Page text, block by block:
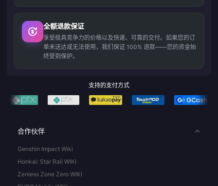
全额退款保证
享受极具竞争力的价格以及快速、可靠的交付。如果您的订
单未送达或无法使用，我们保证 100% 退款——您的资金始
终受到保护。
支持的支付方式
合作伙伴
Genshin Impact Wiki
Honkai: Star Rail WIKI
Zenless Zone Zero WIKI